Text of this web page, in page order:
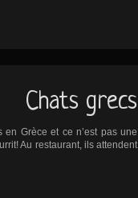
Chats grecs
Grèce et ce n’est pas une
Au restaurant, ils attendent